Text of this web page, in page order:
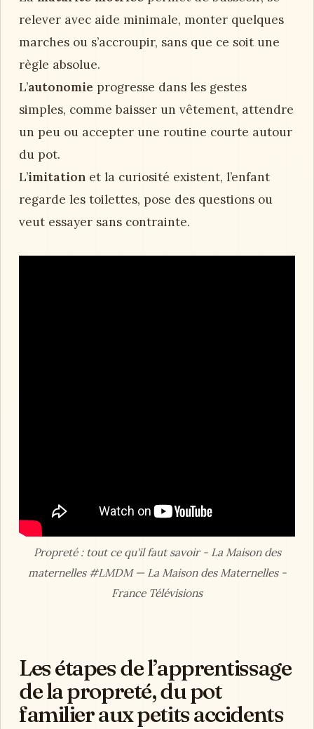
relever avec aide minimale, monter quelques
marches ou s’accroupir, sans que ce soit une
règle absolue.
L’autonomie progresse dans les gestes
simples, comme baisser un vêtement, attendre
un peu ou accepter une routine courte autour
du pot.
L’imitation et la curiosité existent, l’enfant
regarde les toilettes, pose des questions ou
veut essayer sans contrainte.
Propreté : tout ce qu'il faut savoir - La Maison des
maternelles #LMDM — La Maison des Maternelles -
France Télévisions
Les étapes de l’apprentissage
de la propreté, du pot
familier aux petits accidents